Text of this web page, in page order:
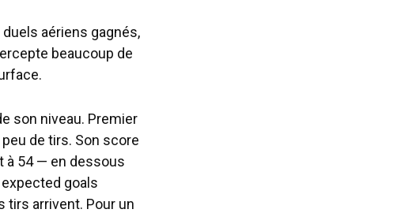
aériens gagnés,
beaucoup de
son niveau. Premier
de tirs. Son score
à 54 — en dessous
goals
tirs arrivent. Pour un